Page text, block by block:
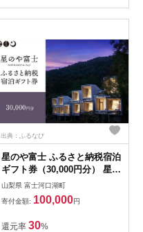
出典：ふるなび
星のや富士 ふるさと納税宿泊
ギフト券（30,000円分） 星野
リゾート｜富士河口湖 山梨
星野リゾート
山梨県 富士河口湖町
寄付金額: 100,000円
還元率 30%